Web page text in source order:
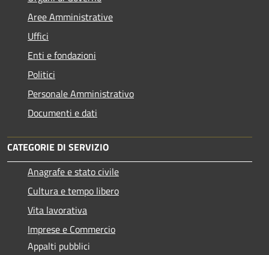
Aree Amministrative
Uffici
Enti e fondazioni
Politici
Personale Amministrativo
Documenti e dati
CATEGORIE DI SERVIZIO
Anagrafe e stato civile
Cultura e tempo libero
Vita lavorativa
Imprese e Commercio
Appalti pubblici